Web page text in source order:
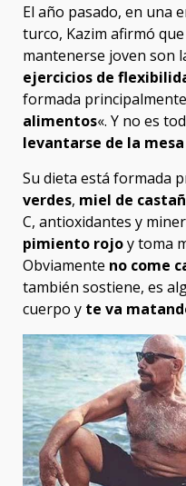
El año pasado, en una
turco, Kazim afirmó
mantenerse joven son
ejercicios de
formada
alimentos«. Y no es
levantarse de la
Su dieta está formada
verdes, miel de
C, antioxidantes y
pimiento rojoy toma
Obviamente no come
también sostiene, es
cuerpo y te va